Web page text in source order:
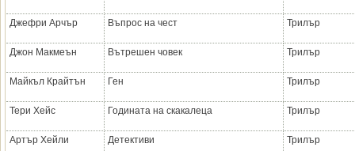
Джефри Арчър Въпрос на чест Трилър
Джон Макмеън Вътрешен човек Трилър
Майкъл Крайтън Ген Трилър
Тери Хейс Годината на скакалеца Трилър
Артър Хейли Детективи Трилър